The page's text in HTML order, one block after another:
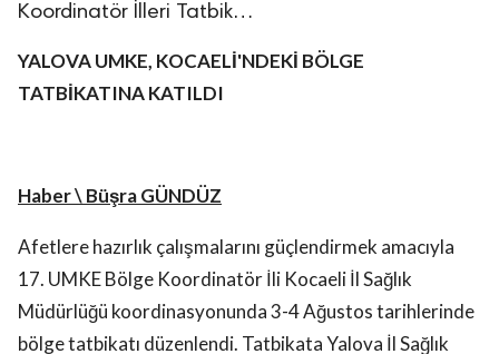
Koordinatör İlleri Tatbik…
YALOVA UMKE, KOCAELİ'NDEKİ BÖLGE
TATBİKATINA KATILDI
Haber \ Büşra GÜNDÜZ
Afetlere hazırlık çalışmalarını güçlendirmek amacıyla
17. UMKE Bölge Koordinatör İli Kocaeli İl Sağlık
Müdürlüğü koordinasyonunda 3-4 Ağustos tarihlerinde
bölge tatbikatı düzenlendi. Tatbikata Yalova İl Sağlık